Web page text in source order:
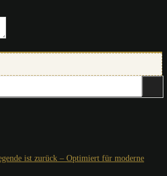
ist zurück – Optimiert für moderne